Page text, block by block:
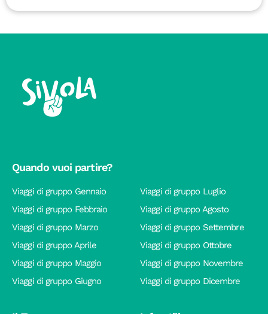
Quando vuoi partire?
Viaggi di gruppo Gennaio
Viaggi di gruppo Febbraio
Viaggi di gruppo Marzo
Viaggi di gruppo Aprile
Viaggi di gruppo Maggio
Viaggi di gruppo Giugno
Viaggi di gruppo Luglio
Viaggi di gruppo Agosto
Viaggi di gruppo Settembre
Viaggi di gruppo Ottobre
Viaggi di gruppo Novembre
Viaggi di gruppo Dicembre